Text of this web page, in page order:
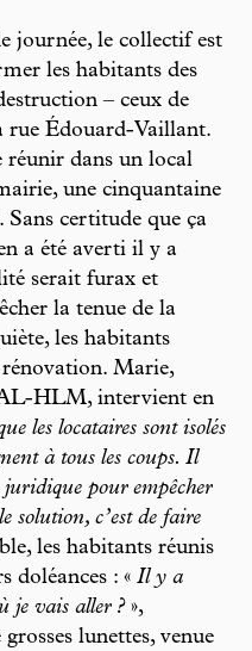
journée, le collectif est
les habitants des
– ceux de
rue Édouard-Vaillant.
réunir dans un local
une cinquantaine
Sans certitude que ça
a été averti il y a
serait furax et
la tenue de la
les habitants
Marie,
HLM, intervient en
les locataires sont isolés
à tous les coups. Il
pour empêcher
solution, c’est de faire
les habitants réunis
doléances : « Il y a
je vais aller ?»,
lunettes, venue